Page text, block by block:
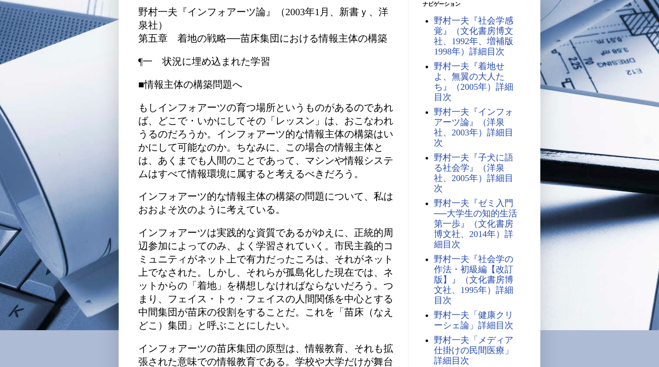
野村一夫『インフォアーツ論』（2003年1月、新書ｙ、洋
泉社）
第五章 着地の戦略──苗床集団における情報主体の構築
¶一 状況に埋め込まれた学習
■情報主体の構築問題へ
もしインフォアーツの育つ場所というものがあるのであれ
ば、どこで・いかにしてその「レッスン」は、おこなわれ
うるのだろうか。インフォアーツ的な情報主体の構築はい
かにして可能なのか。ちなみに、この場合の情報主体と
は、あくまでも人間のことであって、マシンや情報システ
ムはすべて情報環境に属すると考えるべきだろう。
インフォアーツ的な情報主体の構築の問題について、私は
おおよそ次のように考えている。
インフォアーツは実践的な資質であるがゆえに、正統的周
辺参加によってのみ、よく学習されていく。市民主義的コ
ミュニティがネット上で有力だったころは、それがネット
上でなされた。しかし、それらが孤島化した現在では、ネ
ットからの「着地」を構想しなければならないだろう。つ
まり、フェイス・トゥ・フェイスの人間関係を中心とする
中間集団が苗床の役割をすることだ。これを「苗床（なえ
どこ）集団」と呼ぶことにしたい。
インフォアーツの苗床集団の原型は、情報教育、それも拡
張された意味での情報教育である。学校や大学だけが舞台
ナビゲーション
野村一夫『社会学感
覚』（文化書房博文
社、1992年、増補版
1998年）詳細目次
野村一夫『着地せ
よ、無翼の大人た
ち』（2005年）詳細
目次
野村一夫『インフォ
アーツ論』（洋泉
社、2003年）詳細目
次
野村一夫『子犬に語
る社会学』（洋泉
社、2005年）詳細目
次
野村一夫『ゼミ入門
──大学生の知的生活
第一歩』（文化書房
博文社、2014年）詳
細目次
野村一夫『社会学の
作法・初級編【改訂
版】』（文化書房博
文社、1995年）詳細
目次
野村一夫「健康クリ
ーシェ論」詳細目次
野村一夫「メディア
仕掛けの民間医療」
詳細目次